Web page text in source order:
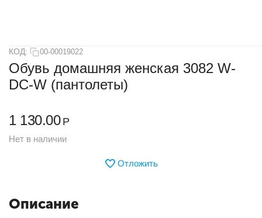
КОД: 00-00019022
Обувь домашняя женская 3082 W-
DC-W (пантолеты)
1 130.00 Р
Нет в наличии
Отложить
Описание